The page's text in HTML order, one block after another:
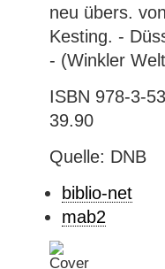
neu übers.
Kesting. -
- (Winkler
ISBN 978-3-
39.90
Quelle: DNB
biblio-net
mab2